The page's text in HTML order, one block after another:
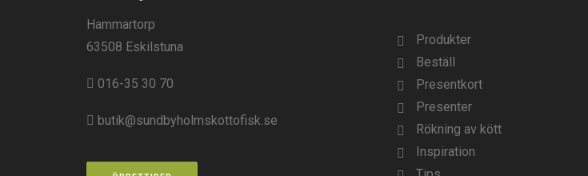
Hammartorp
63508 Eskilstuna
016-35 30 70
butik@sundbyholmskottofisk.se
Produkter
Beställ
Presentkort
Presenter
Rökning av kött
Inspiration